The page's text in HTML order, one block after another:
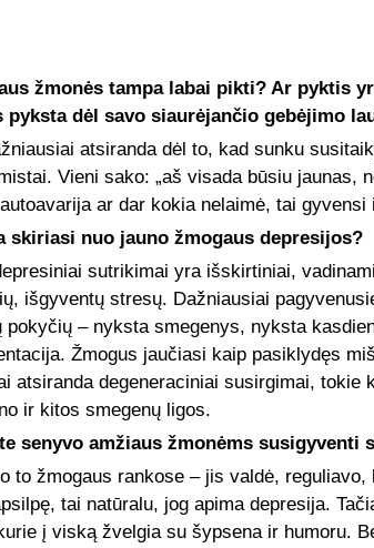
žmonės tampa labai pikti? Ar pyktis
dėl savo siaurėjančio gebėjimo
atsiranda dėl to, kad sunku
Vieni sako: „aš visada būsiu jaunas,
ar dar kokia nelaimė, tai gyvensi
skiriasi nuo jauno žmogaus depresijos?
sutrikimai yra išskirtiniai,
išgyventų stresų. Dažniausiai
pokyčių – nyksta smegenys, nyksta
Žmogus jaučiasi kaip pasiklydęs
atsiranda degeneraciniai susirgimai, tokie
ir kitos smegenų ligos.
senyvo amžiaus žmonėms susigyventi
to žmogaus rankose – jis valdė,
tai natūralu, jog apima depresija.
į viską žvelgia su šypsena ir humoru.